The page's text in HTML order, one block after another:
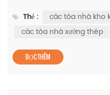
nhà sản xuất, công ty hậu
mại đang tìm kiếm độ tin
bởi....
Thẻ :
các tòa nhà kho
các tòa nhà xưởng thép
ĐỌC THÊM